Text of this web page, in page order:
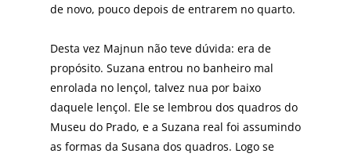
de novo, pouco depois de entrarem no quarto.
Desta vez Majnun não teve dúvida: era de
propósito. Suzana entrou no banheiro mal
enrolada no lençol, talvez nua por baixo
daquele lençol. Ele se lembrou dos quadros do
Museu do Prado, e a Suzana real foi assumindo
as formas da Susana dos quadros. Logo se